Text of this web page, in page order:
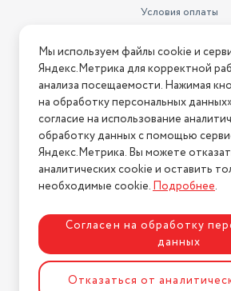
Условия оплаты
Условия возврата
Нашли ошибку на сайте?
2026 © Интернет-магазин
Политика
Разработка сайта
Мы используем файлы cookie и
Яндекс.Метрика для корректной
анализа посещаемости. Нажимая
на обработку персональных
согласие на использование
обработку данных с помощью
Яндекс.Метрика. Вы можете
аналитических cookie и оставить
необходимые cookie.Подробнее.
Согласен на обработку
данных
Отказаться от